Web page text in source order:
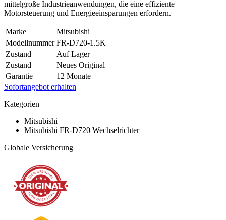
mittelgroße Industrieanwendungen, die eine effiziente
Motorsteuerung und Energieeinsparungen erfordern.
Marke
Mitsubishi
Modellnummer FR-D720-1.5K
Zustand
Auf Lager
Zustand
Neues Original
Garantie
12 Monate
Sofortangebot erhalten
Kategorien
Mitsubishi
Mitsubishi FR-D720 Wechselrichter
Globale Versicherung